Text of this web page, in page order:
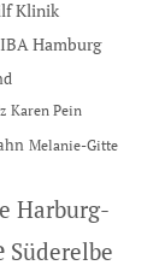
Klinik
IBA Hamburg
Karen Pein
Melanie-Gitte
Harburg-
Süderelbe